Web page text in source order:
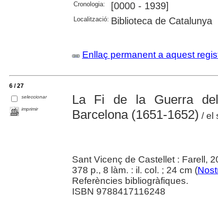
Cronologia: [0000 - 1939]
Localització: Biblioteca de Catalunya
Enllaç permanent a aquest
6 / 27
seleccionar
imprimir
La Fi de la Guerra
Barcelona (1651-1652) / el
Sant Vicenç de Castellet : Farell,
378 p., 8 làm. : il. col. ; 24 cm (
Referències bibliogràfiques.
ISBN 9788417116248